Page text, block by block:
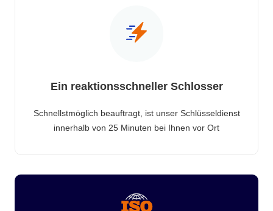
Ein reaktionsschneller Schlosser
Schnellstmöglich beauftragt, ist unser Schlüsseldienst
innerhalb von 25 Minuten bei Ihnen vor Ort